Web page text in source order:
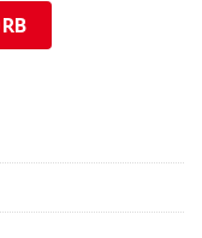
Menge